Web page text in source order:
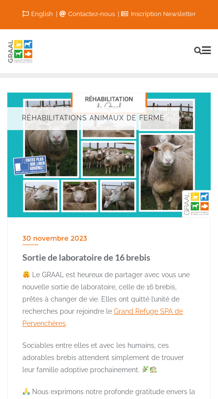
content
English Contactez-nous Inscription Newsletter
RÉHABILITATIONS ANIMAUX DE FERME
30 novembre 2023
Sortie de laboratoire de 16 brebis
Le GRAAL est heureux de partager avec vous une
nouvelle sortie de laboratoire, celle de 16 brebis,
prêtes à changer de vie. Elles ont quitté l’unité de
recherches pour rejoindre le Grand Refuge SPA de
Pervenchères.
Sociables entre elles et avec les humains, ces
adorables brebis attendent simplement de trouver
leur famille adoptive prochainement.
Nous exprimons notre profonde gratitude envers la